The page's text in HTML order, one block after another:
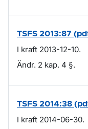
TSFS 2013:87
I kraft 2013-12-10.
Ändr. 2 kap. 4 §.
TSFS 2014:38
I kraft 2014-06-30.